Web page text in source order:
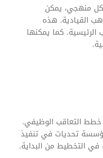
منهجي، يمكن
القيادية. هذه
كما يمكنها
خطط التعاقب الوظيفي.
تحديات في تنفيذ
التخطيط من البداية.